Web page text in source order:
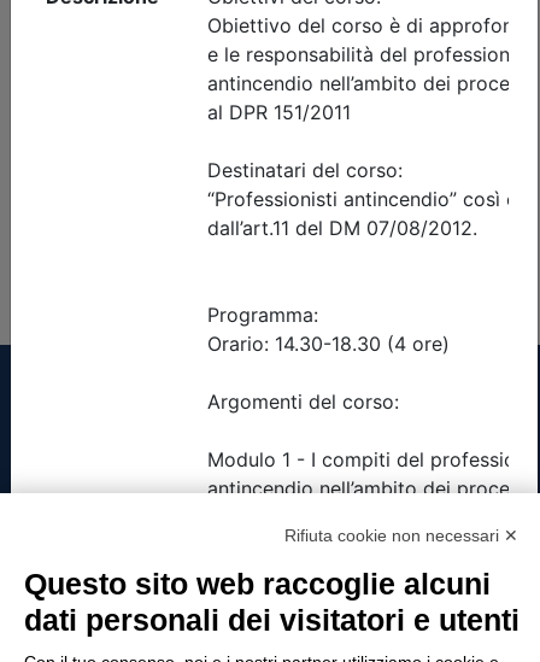
Allegati
Note
- professionisti appartenenti all'Ordine organizzatore
Iscrizione
Precedente
Società con Socio Unico
Società soggetta alla direzione e coordinamento
di Tinexta SpA
Rifiuta cookie non necessari ✕
Questo sito web raccoglie alcuni
dati personali dei visitatori e utenti